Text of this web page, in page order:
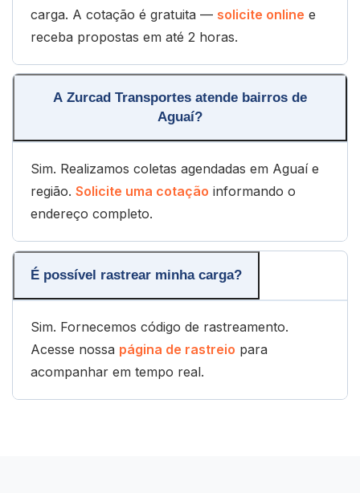
carga. A cotação é gratuita — solicite online e
receba propostas em até 2 horas.
A Zurcad Transportes atende bairros de
Aguaí?
Sim. Realizamos coletas agendadas em Aguaí e
região. Solicite uma cotação informando o
endereço completo.
É possível rastrear minha carga?
Sim. Fornecemos código de rastreamento.
Acesse nossa página de rastreio para
acompanhar em tempo real.